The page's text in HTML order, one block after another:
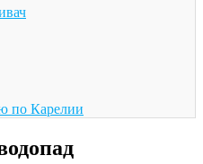
по Карелии